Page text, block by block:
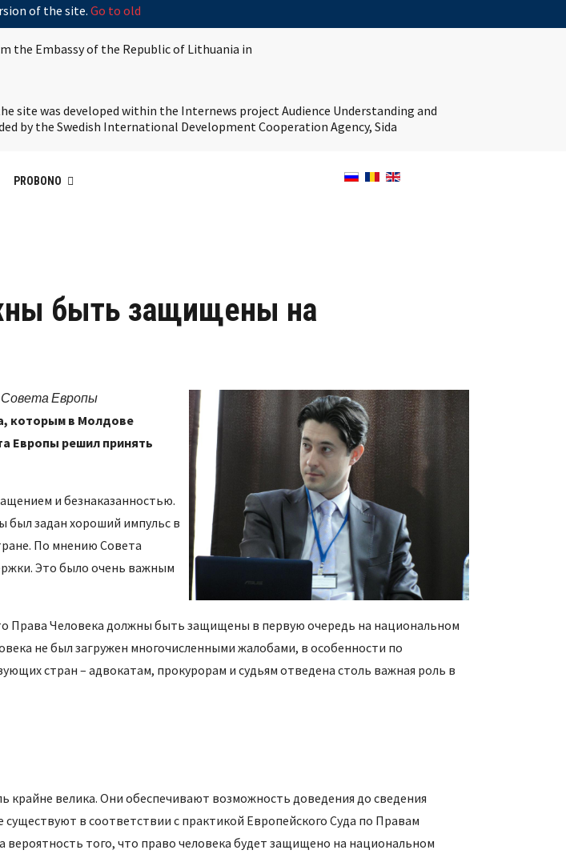
of the site. Go to old
the Embassy of the Republic of Lithuania in
site was developed within the Internews project Audience Understanding and
by the Swedish International Development Cooperation Agency, Sida
PROBONO
быть защищены на
Совета Европы
которым в Молдове
Европы решил принять
и безнаказанностью.
был задан хороший импульс в
По мнению Совета
Это было очень важным
Права Человека должны быть защищены в первую очередь на национальном
не был загружен многочисленными жалобами, в особенности по
стран – адвокатам, прокурорам и судьям отведена столь важная роль в
велика. Они обеспечивают возможность доведения до сведения
в соответствии с практикой Европейского Суда по Правам
того, что право человека будет защищено на национальном